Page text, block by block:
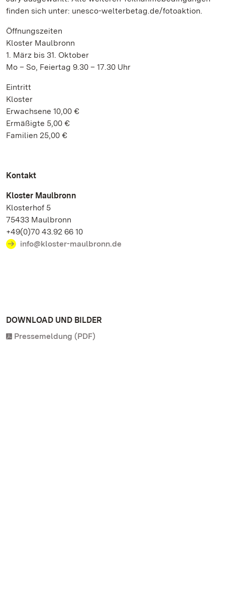
finden sich unter: unesco-welterbetag.de/fotoaktion.
Öffnungszeiten
Kloster Maulbronn
1. März bis 31. Oktober
Mo – So, Feiertag 9.30 – 17.30 Uhr
Eintritt
Kloster
Erwachsene 10,00 €
Ermäßigte 5,00 €
Familien 25,00 €
Kontakt
Kloster Maulbronn
Klosterhof 5
75433 Maulbronn
+49(0)70 43.92 66 10
info@kloster-maulbronn.de
DOWNLOAD UND BILDER
Pressemeldung (PDF)